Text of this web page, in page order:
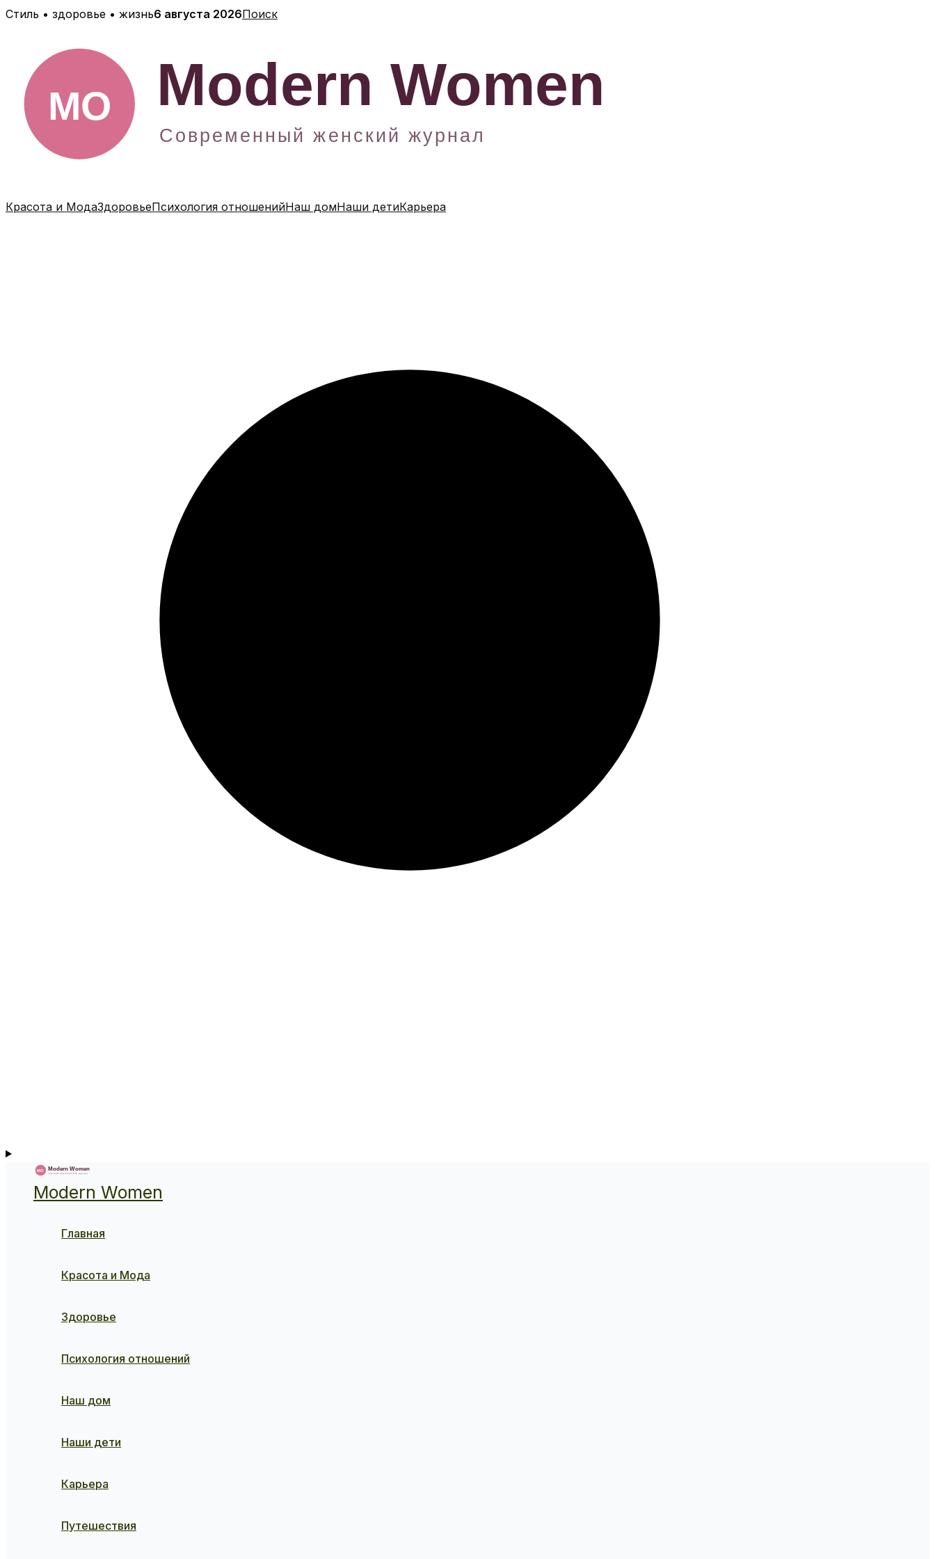
Перейти
содержимому
Стиль • здоровье • жизнь6 августа 2026Поиск
Красота и МодаЗдоровьеПсихология отношенийНаш домНаши детиКарьера
Modern Women
Главная
Красота и Мода
Здоровье
Психология отношений
Наш дом
Наши дети
Карьера
Путешествия